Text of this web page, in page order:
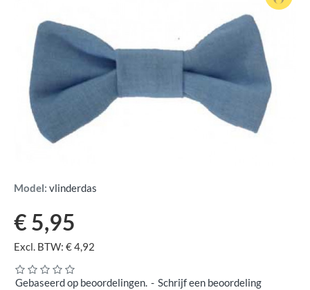
Model: vlinderdas
Gebaseerd op beoordelingen. - Schrijf een beoordeling
€ 5,95
Excl. BTW: € 4,92